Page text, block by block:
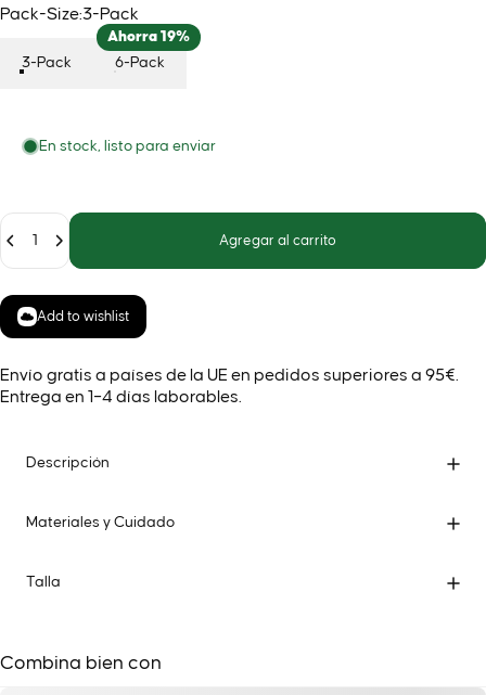
Pack-Size
Pack-Size:3-Pack
3-Pack 6-Pack
Ahorra 19%
En stock, listo para enviar
Cantidad
Agregar al carrito
Add to wishlist
Envío gratis a países de la UE en pedidos superiores a 95€.
Entrega en 1–4 días laborables.
Descripción
Materiales y Cuidado
Talla
Combina bien con